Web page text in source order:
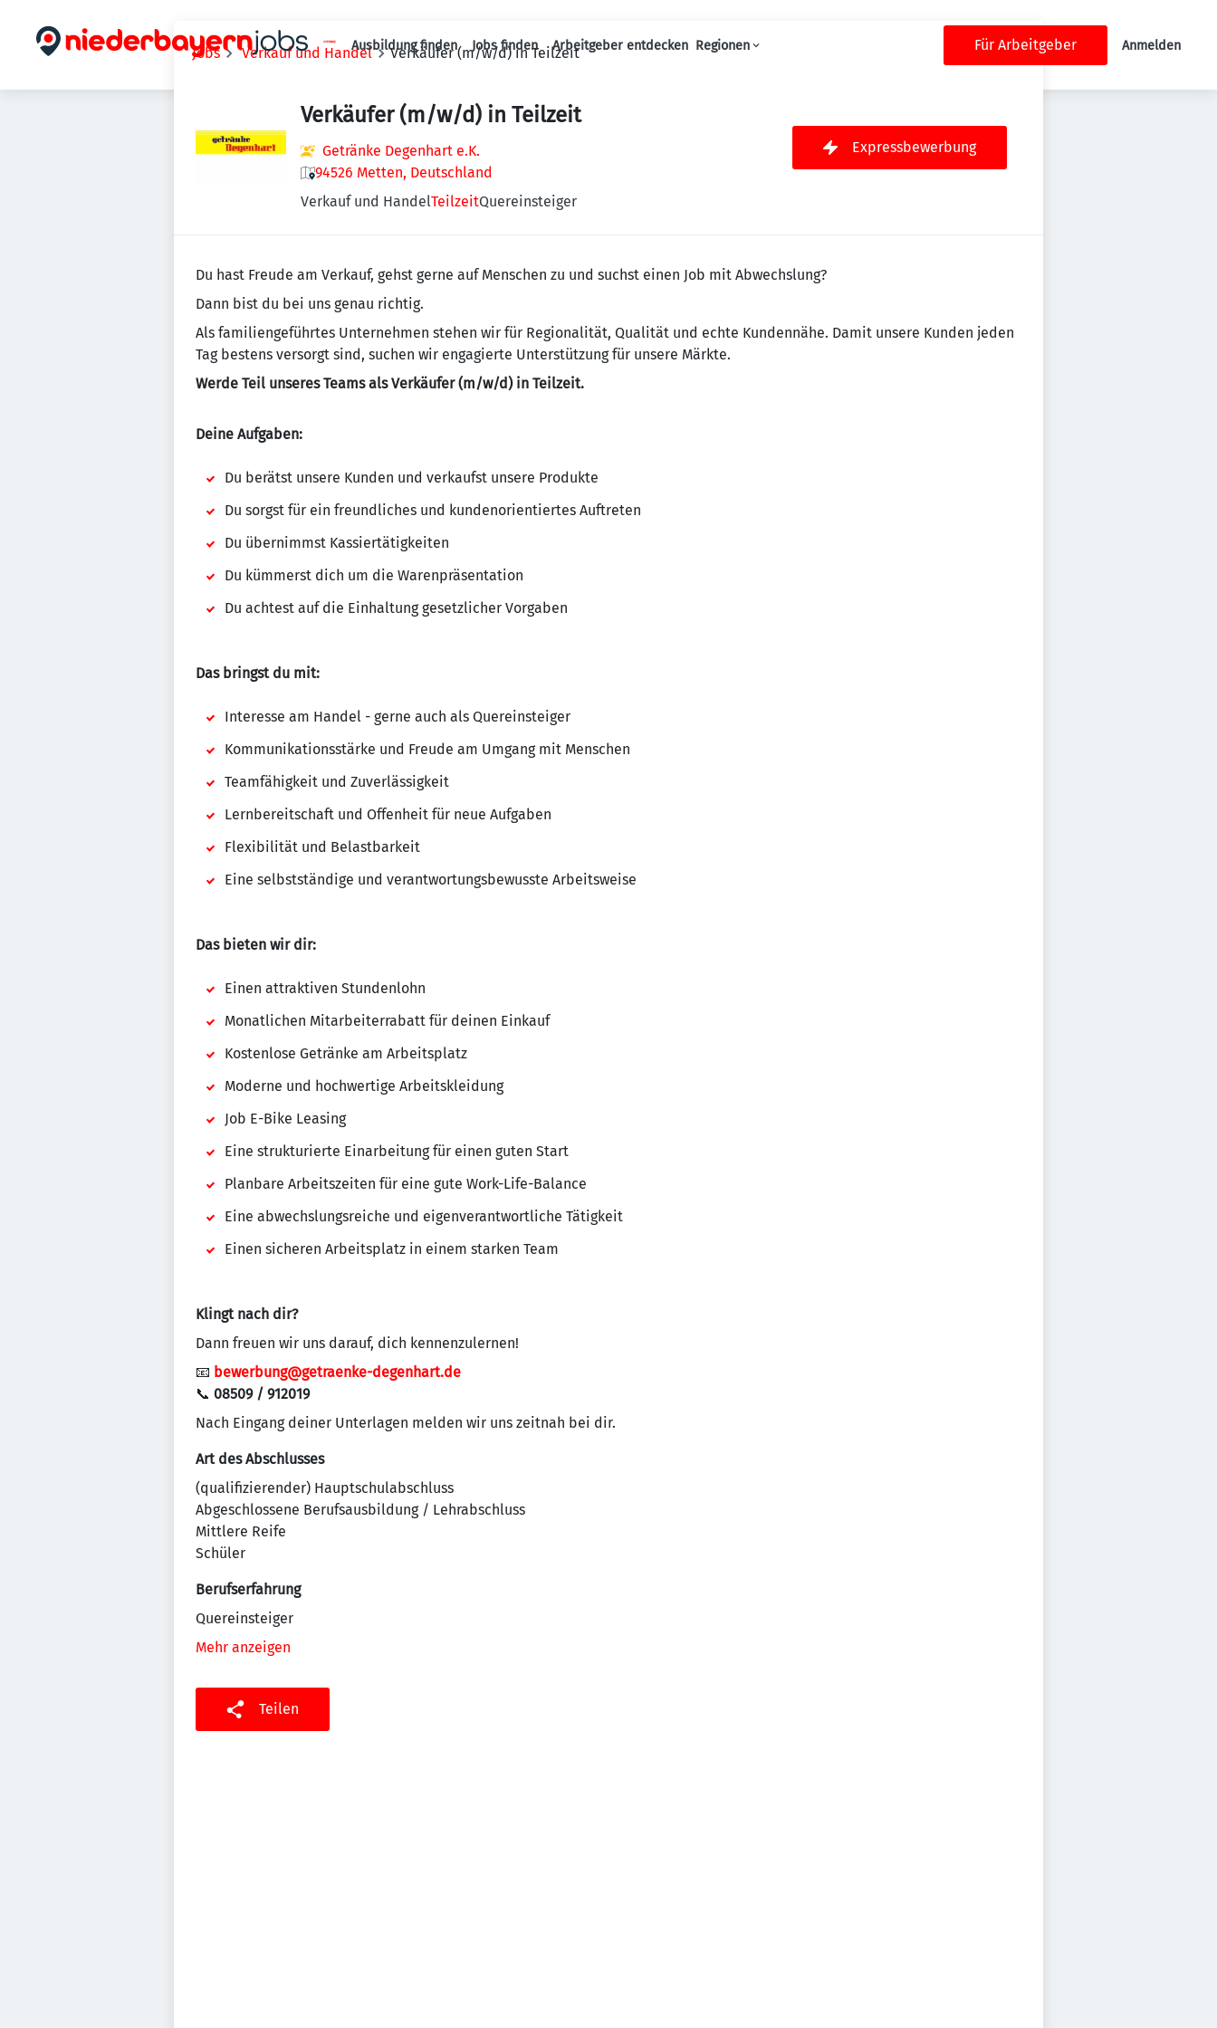
Haupt-Navigation
Ausbildung finden Jobs finden Arbeitgeber entdecken Regionen Für Arbeitgeber Anmelden
Jobs Verkauf und Handel Verkäufer (m/w/d) in Teilzeit
Verkäufer (m/w/d) in Teilzeit
Getränke Degenhart e.K.
94526 Metten, Deutschland
Verkauf und HandelTeilzeitQuereinsteiger
Expressbewerbung
Du hast Freude am Verkauf, gehst gerne auf Menschen zu und suchst einen Job mit Abwechslung?
Dann bist du bei uns genau richtig.
Als familiengeführtes Unternehmen stehen wir für Regionalität, Qualität und echte Kundennähe. Damit unsere Kunden jeden
Tag bestens versorgt sind, suchen wir engagierte Unterstützung für unsere Märkte.
Werde Teil unseres Teams als Verkäufer (m/w/d) in Teilzeit.
Deine Aufgaben:
Du berätst unsere Kunden und verkaufst unsere Produkte
Du sorgst für ein freundliches und kundenorientiertes Auftreten
Du übernimmst Kassiertätigkeiten
Du kümmerst dich um die Warenpräsentation
Du achtest auf die Einhaltung gesetzlicher Vorgaben
Das bringst du mit:
Interesse am Handel - gerne auch als Quereinsteiger
Kommunikationsstärke und Freude am Umgang mit Menschen
Teamfähigkeit und Zuverlässigkeit
Lernbereitschaft und Offenheit für neue Aufgaben
Flexibilität und Belastbarkeit
Eine selbstständige und verantwortungsbewusste Arbeitsweise
Das bieten wir dir:
Einen attraktiven Stundenlohn
Monatlichen Mitarbeiterrabatt für deinen Einkauf
Kostenlose Getränke am Arbeitsplatz
Moderne und hochwertige Arbeitskleidung
Job E-Bike Leasing
Eine strukturierte Einarbeitung für einen guten Start
Planbare Arbeitszeiten für eine gute Work-Life-Balance
Eine abwechslungsreiche und eigenverantwortliche Tätigkeit
Einen sicheren Arbeitsplatz in einem starken Team
Klingt nach dir?
Dann freuen wir uns darauf, dich kennenzulernen!
📧 bewerbung@getraenke-degenhart.de
📞 08509 / 912019
Nach Eingang deiner Unterlagen melden wir uns zeitnah bei dir.
Art des Abschlusses
(qualifizierender) Hauptschulabschluss
Abgeschlossene Berufsausbildung / Lehrabschluss
Mittlere Reife
Schüler
Berufserfahrung
Quereinsteiger
Mehr anzeigen
Teilen